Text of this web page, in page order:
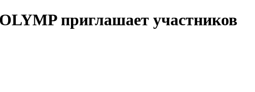
приглашает участников